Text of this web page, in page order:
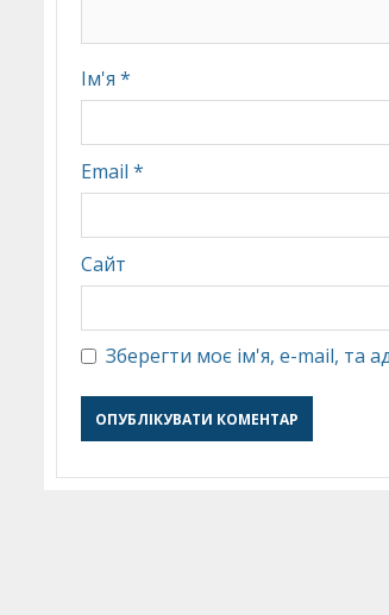
Ім'я *
Email *
Сайт
Зберегти моє ім'я, e-mail, та